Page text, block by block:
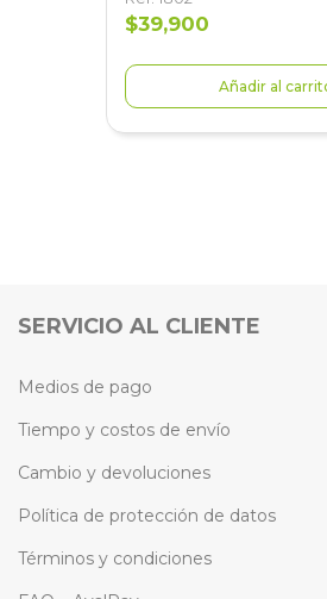
$39,900
Añadir al
SERVICIO AL CLIENTE
Medios de pago
Tiempo y costos de envío
Cambio y devoluciones
Política de protección de datos
Términos y condiciones